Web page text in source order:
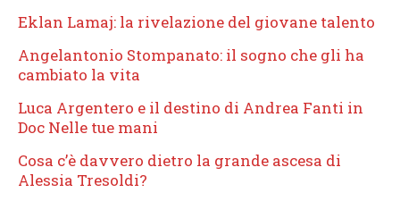
Eklan Lamaj: la rivelazione del giovane talento
Angelantonio Stompanato: il sogno che gli ha
cambiato la vita
Luca Argentero e il destino di Andrea Fanti in
Doc Nelle tue mani
Cosa c’è davvero dietro la grande ascesa di
Alessia Tresoldi?